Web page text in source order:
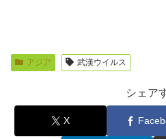
アジア 武漢ウイルス
シェア
X